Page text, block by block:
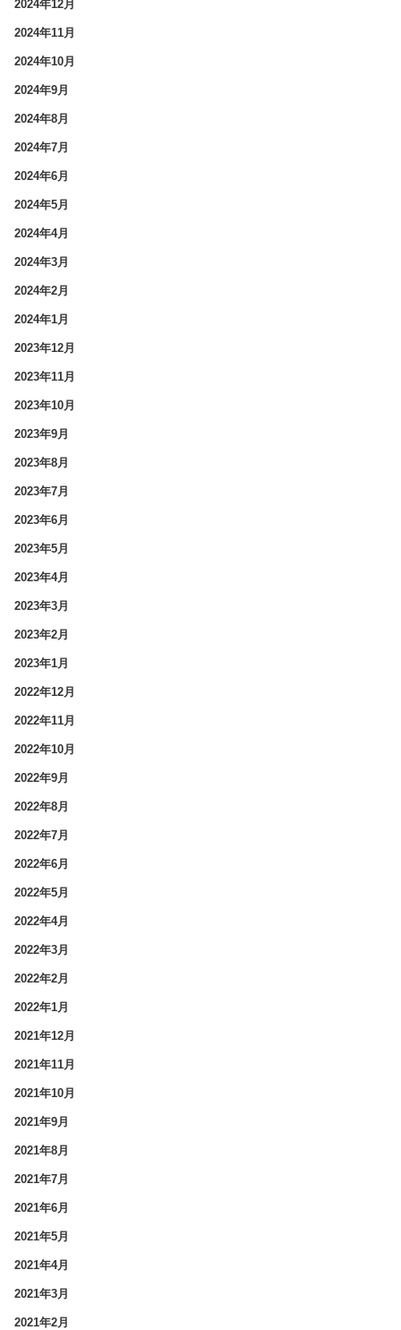
2024年12月
2024年11月
2024年10月
2024年9月
2024年8月
2024年7月
2024年6月
2024年5月
2024年4月
2024年3月
2024年2月
2024年1月
2023年12月
2023年11月
2023年10月
2023年9月
2023年8月
2023年7月
2023年6月
2023年5月
2023年4月
2023年3月
2023年2月
2023年1月
2022年12月
2022年11月
2022年10月
2022年9月
2022年8月
2022年7月
2022年6月
2022年5月
2022年4月
2022年3月
2022年2月
2022年1月
2021年12月
2021年11月
2021年10月
2021年9月
2021年8月
2021年7月
2021年6月
2021年5月
2021年4月
2021年3月
2021年2月